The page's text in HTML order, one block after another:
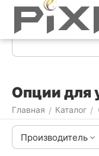
Опции для
Главная / Каталог /
Производитель
Меню Найти